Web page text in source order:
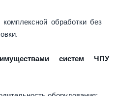
обработки без
систем ЧПУ